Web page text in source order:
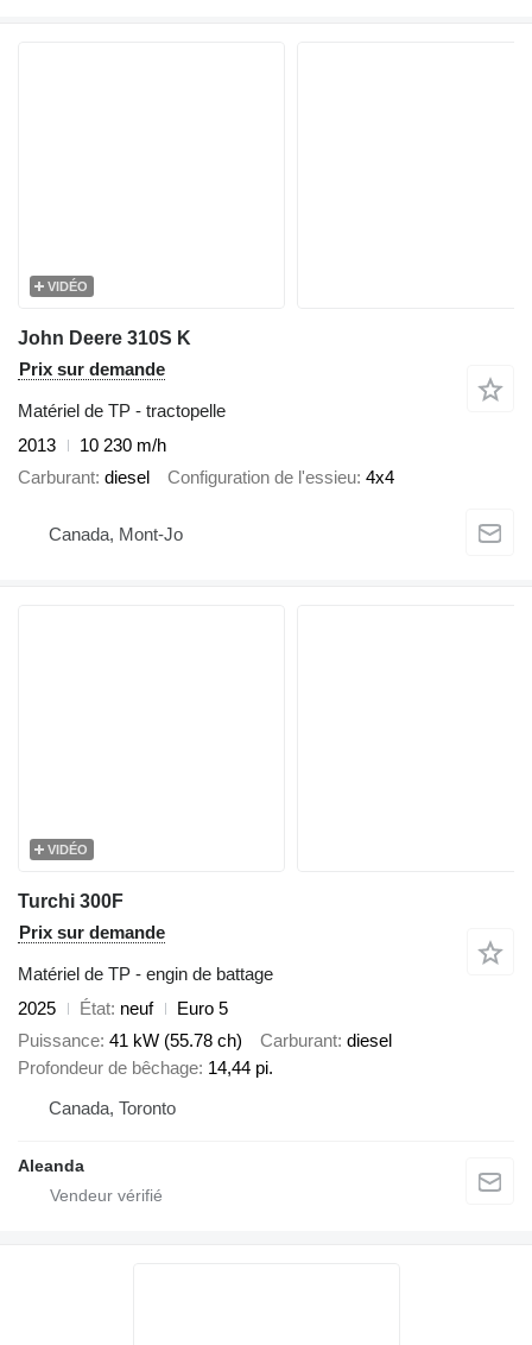
VIDÉO
John Deere 310S K
Prix sur demande
Matériel de TP - tractopelle
2013
10 230 m/h
Carburant diesel Configuration de l'essieu 4x4
Canada, Mont-Jo
VIDÉO
Turchi 300F
Prix sur demande
Matériel de TP - engin de battage
2025
État neuf
Euro 5
Puissance 41 kW (55.78 ch) Carburant diesel
Profondeur de bêchage 14,44 pi.
Canada, Toronto
Aleanda